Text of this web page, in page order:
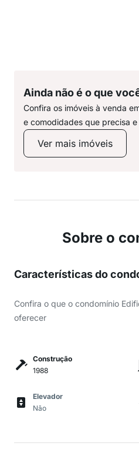
Ainda não é o que
Confira os imóveis à venda
e comodidades que precisa
Ver mais imóveis
Sobre o
Características do
Confira o que o condomínio
oferecer
Construção
1988
Elevador
Não